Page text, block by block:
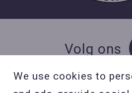
Volg ons
We use cookies to